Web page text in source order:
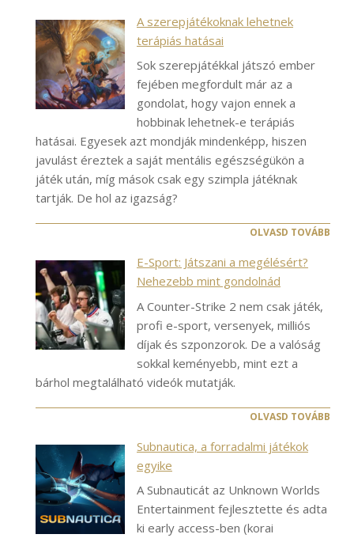
A szerepjátékoknak lehetnek
terápiás hatásai
Sok szerepjátékkal játszó ember
fejében megfordult már az a
gondolat, hogy vajon ennek a
hobbinak lehetnek-e terápiás
hatásai. Egyesek azt mondják mindenképp, hiszen
javulást éreztek a saját mentális egészségükön a
játék után, míg mások csak egy szimpla játéknak
tartják. De hol az igazság?
OLVASD TOVÁBB
E-Sport: Játszani a megélésért?
Nehezebb mint gondolnád
A Counter-Strike 2 nem csak játék,
profi e-sport, versenyek, milliós
díjak és szponzorok. De a valóság
sokkal keményebb, mint ezt a
bárhol megtalálható videók mutatják.
OLVASD TOVÁBB
Subnautica, a forradalmi játékok
egyike
A Subnauticát az Unknown Worlds
Entertainment fejlesztette és adta
ki early access-ben (korai